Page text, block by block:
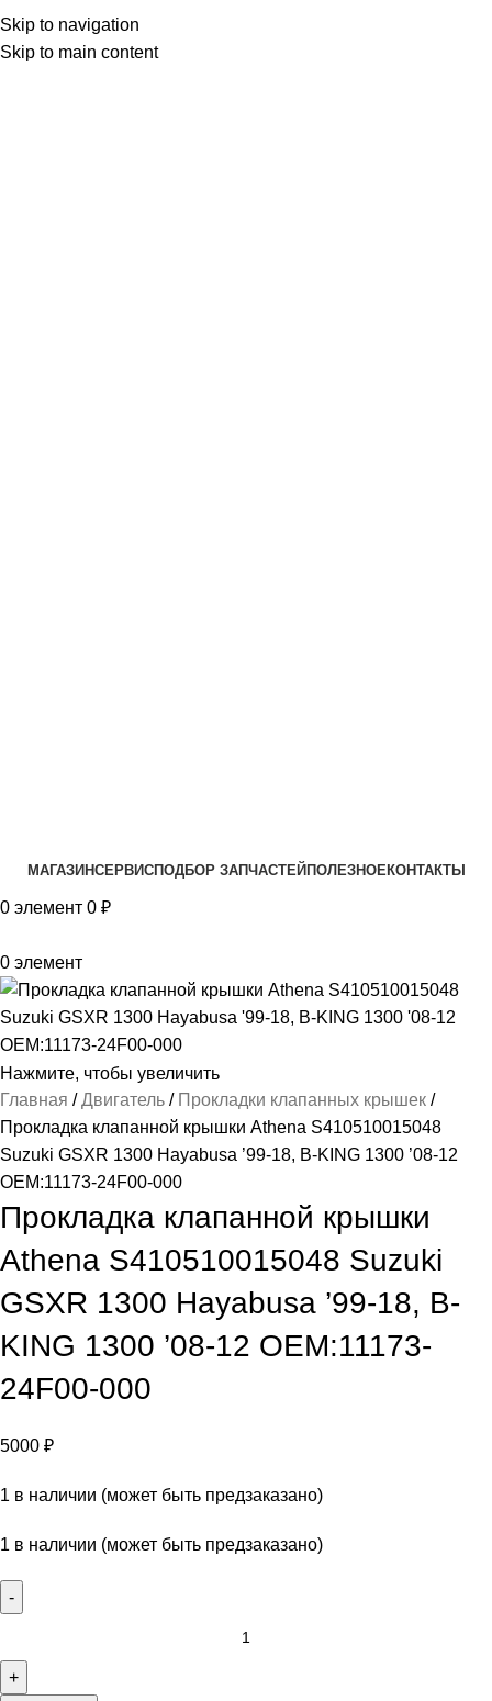
Skip to navigation
Skip to main content
МАГАЗИНСЕРВИСПОДБОР ЗАПЧАСТЕЙ ПОЛЕЗНОЕКОНТАКТЫ
0 элемент 0 ₽
0 элемент
Нажмите, чтобы увеличить
Главная
Двигатель
Прокладки клапанных крышек
Прокладка клапанной крышки Athena S410510015048
Suzuki GSXR 1300 Hayabusa ’99-18, B-KING 1300 ’08-12
OEM:11173-24F00-000
Прокладка клапанной крышки
Athena S410510015048 Suzuki
GSXR 1300 Hayabusa ’99-18, B-
KING 1300 ’08-12 OEM:11173-
24F00-000
5000 ₽
1 в наличии (может быть предзаказано)
1 в наличии (может быть предзаказано)